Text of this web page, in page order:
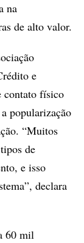
na
de alto valor.
e
contato físico
popularização
“Muitos
de
e isso
declara
60 mil